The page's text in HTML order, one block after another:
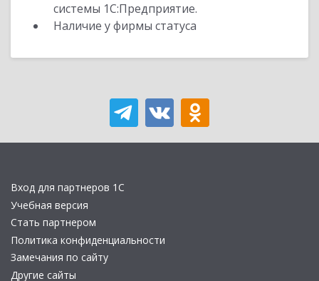
системы 1С:Предприятие.
Наличие у фирмы статуса
Вход для партнеров 1С
Учебная версия
Стать партнером
Политика конфиденциальности
Замечания по сайту
Другие сайты